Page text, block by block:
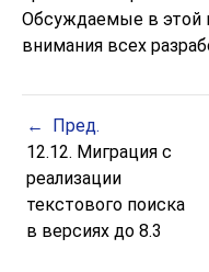
Обсуждаемые в этой
внимания всех
Пред.
12.12. Миграция с
реализации
текстового поиска
в версиях до 8.3